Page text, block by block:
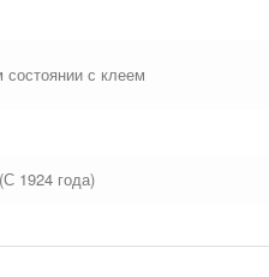
с клеем
1924 года)